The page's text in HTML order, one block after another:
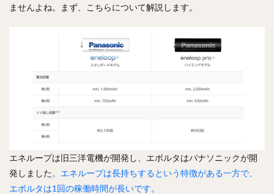
ませんよね。まず、こちらについて解説します。
エネループは旧三洋電機が開発し、エボルタはパナソニックが開
発しました。エネループは長持ちするという特徴がある一方で、
エボルタは1回の稼働時間が長いです。